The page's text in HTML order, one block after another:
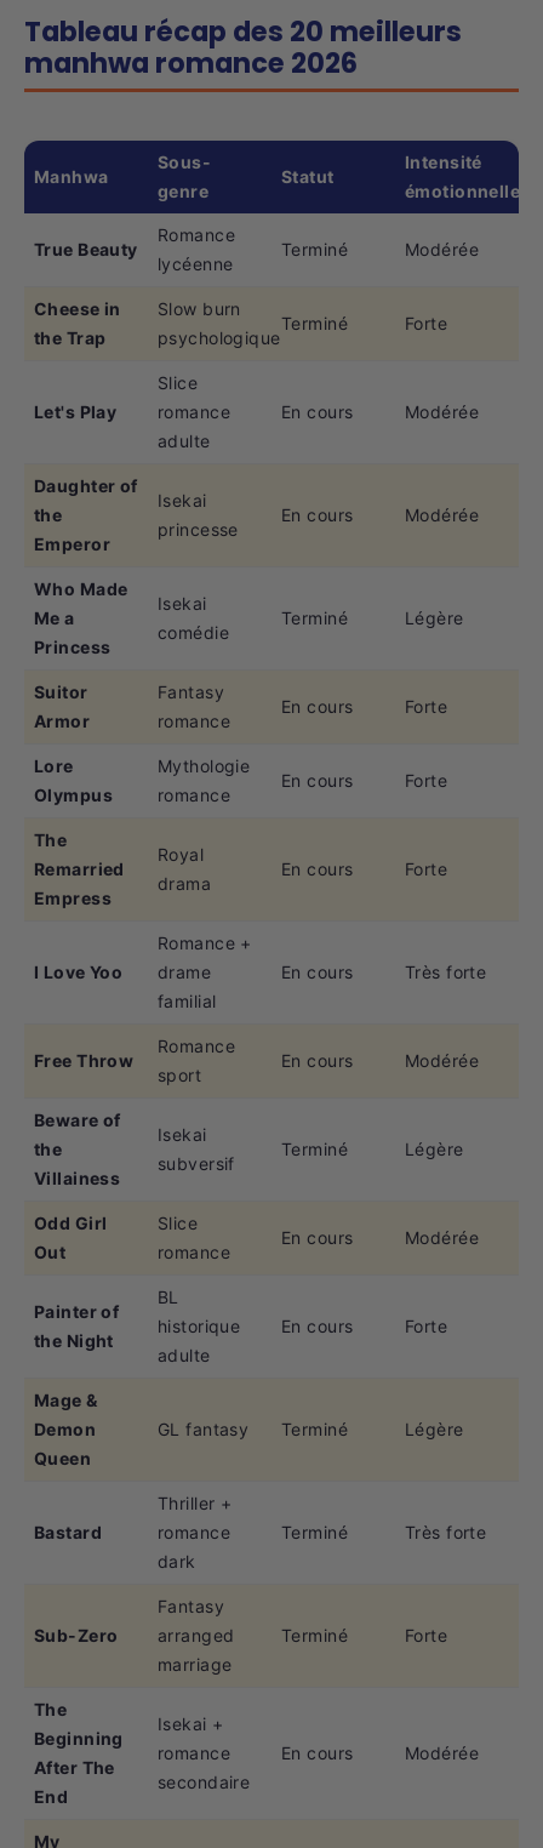
Tableau récap des 20 meilleurs
manhwa romance 2026
Manhwa
Sous-
genre
Statut
Intensité
émotionnelle
True Beauty
Romance
lycéenne
Terminé Modérée
Cheese in
the Trap
Slow burn
psychologique
Terminé Forte
Let's Play
Slice
romance
adulte
En cours Modérée
Daughter of
the
Emperor
Isekai
princesse
En cours Modérée
Who Made
Me a
Princess
Isekai
comédie
Terminé Légère
Suitor
Armor
Fantasy
romance
En cours Forte
Lore
Olympus
Mythologie
romance
En cours Forte
The
Remarried
Empress
Royal
drama
En cours Forte
I Love Yoo
Romance +
drame
familial
En cours Très forte
Free Throw
Romance
sport
En cours Modérée
Beware of
the
Villainess
Isekai
subversif
Terminé Légère
Odd Girl
Out
Slice
romance
En cours Modérée
Painter of
the Night
BL
historique
adulte
En cours Forte
Mage &
Demon
Queen
GL fantasy Terminé Légère
Bastard
Thriller +
romance
dark
Terminé Très forte
Sub-Zero
Fantasy
arranged
marriage
Terminé Forte
The
Beginning
After The
End
Isekai +
romance
secondaire
En cours Modérée
My